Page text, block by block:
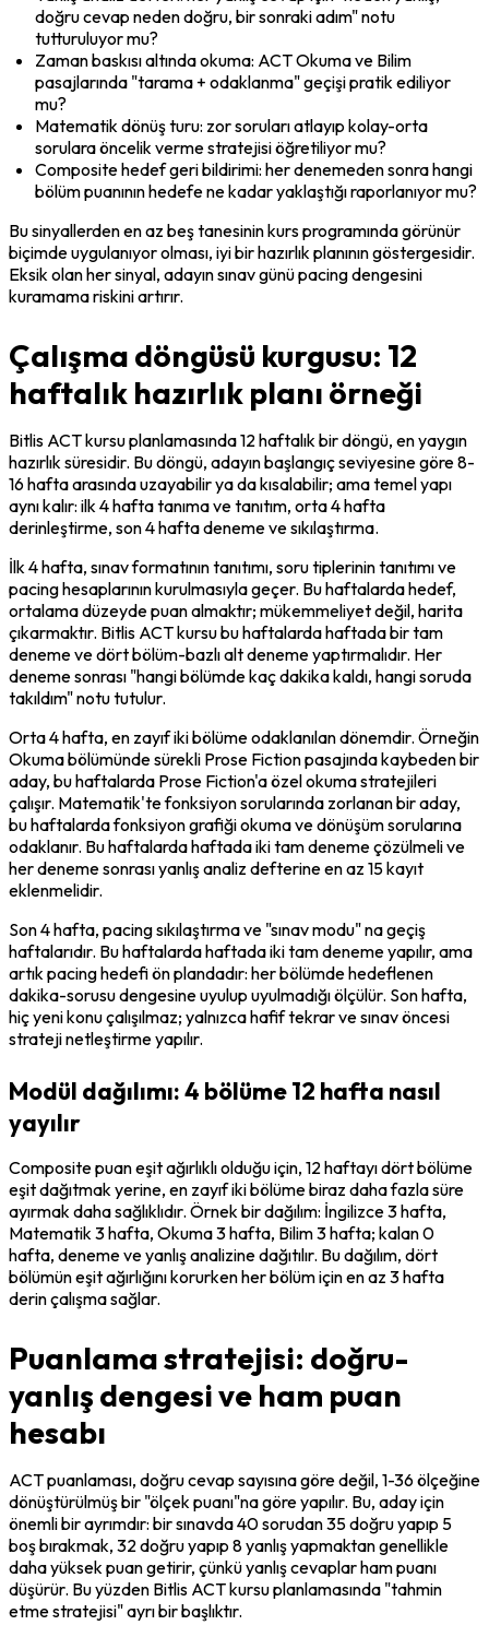
doğru cevap neden doğru, bir sonraki adım" notu
tutturuluyor mu?
Zaman baskısı altında okuma: ACT Okuma ve Bilim
pasajlarında "tarama + odaklanma" geçişi pratik ediliyor
mu?
Matematik dönüş turu: zor soruları atlayıp kolay-orta
sorulara öncelik verme stratejisi öğretiliyor mu?
Composite hedef geri bildirimi: her denemeden sonra hangi
bölüm puanının hedefe ne kadar yaklaştığı raporlanıyor mu?
Bu sinyallerden en az beş tanesinin kurs programında görünür
biçimde uygulanıyor olması, iyi bir hazırlık planının göstergesidir.
Eksik olan her sinyal, adayın sınav günü pacing dengesini
kuramama riskini artırır.
Çalışma döngüsü kurgusu: 12
haftalık hazırlık planı örneği
Bitlis ACT kursu planlamasında 12 haftalık bir döngü, en yaygın
hazırlık süresidir. Bu döngü, adayın başlangıç seviyesine göre 8-
16 hafta arasında uzayabilir ya da kısalabilir; ama temel yapı
aynı kalır: ilk 4 hafta tanıma ve tanıtım, orta 4 hafta
derinleştirme, son 4 hafta deneme ve sıkılaştırma.
İlk 4 hafta, sınav formatının tanıtımı, soru tiplerinin tanıtımı ve
pacing hesaplarının kurulmasıyla geçer. Bu haftalarda hedef,
ortalama düzeyde puan almaktır; mükemmeliyet değil, harita
çıkarmaktır. Bitlis ACT kursu bu haftalarda haftada bir tam
deneme ve dört bölüm-bazlı alt deneme yaptırmalıdır. Her
deneme sonrası "hangi bölümde kaç dakika kaldı, hangi soruda
takıldım" notu tutulur.
Orta 4 hafta, en zayıf iki bölüme odaklanılan dönemdir. Örneğin
Okuma bölümünde sürekli Prose Fiction pasajında kaybeden bir
aday, bu haftalarda Prose Fiction'a özel okuma stratejileri
çalışır. Matematik'te fonksiyon sorularında zorlanan bir aday,
bu haftalarda fonksiyon grafiği okuma ve dönüşüm sorularına
odaklanır. Bu haftalarda haftada iki tam deneme çözülmeli ve
her deneme sonrası yanlış analiz defterine en az 15 kayıt
eklenmelidir.
Son 4 hafta, pacing sıkılaştırma ve "sınav modu" na geçiş
haftalarıdır. Bu haftalarda haftada iki tam deneme yapılır, ama
artık pacing hedefi ön plandadır: her bölümde hedeflenen
dakika-sorusu dengesine uyulup uyulmadığı ölçülür. Son hafta,
hiç yeni konu çalışılmaz; yalnızca hafif tekrar ve sınav öncesi
strateji netleştirme yapılır.
Modül dağılımı: 4 bölüme 12 hafta nasıl
yayılır
Composite puan eşit ağırlıklı olduğu için, 12 haftayı dört bölüme
eşit dağıtmak yerine, en zayıf iki bölüme biraz daha fazla süre
ayırmak daha sağlıklıdır. Örnek bir dağılım: İngilizce 3 hafta,
Matematik 3 hafta, Okuma 3 hafta, Bilim 3 hafta; kalan 0
hafta, deneme ve yanlış analizine dağıtılır. Bu dağılım, dört
bölümün eşit ağırlığını korurken her bölüm için en az 3 hafta
derin çalışma sağlar.
Puanlama stratejisi: doğru-
yanlış dengesi ve ham puan
hesabı
ACT puanlaması, doğru cevap sayısına göre değil, 1-36 ölçeğine
dönüştürülmüş bir "ölçek puanı"na göre yapılır. Bu, aday için
önemli bir ayrımdır: bir sınavda 40 sorudan 35 doğru yapıp 5
boş bırakmak, 32 doğru yapıp 8 yanlış yapmaktan genellikle
daha yüksek puan getirir, çünkü yanlış cevaplar ham puanı
düşürür. Bu yüzden Bitlis ACT kursu planlamasında "tahmin
etme stratejisi" ayrı bir başlıktır.